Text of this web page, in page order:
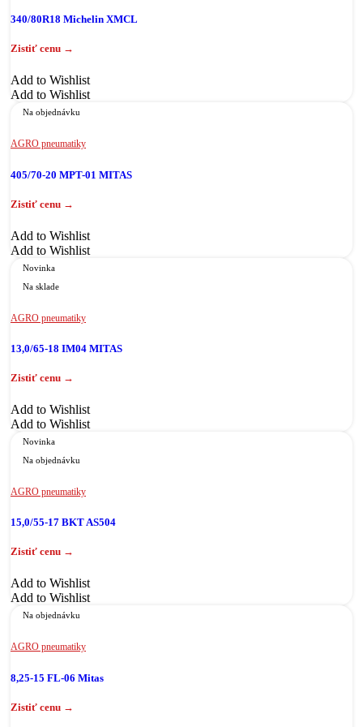
340/80R18 Michelin XMCL
Add to Wishlist
Add to Wishlist
Na objednávku
AGRO pneumatiky
405/70-20 MPT-01 MITAS
Add to Wishlist
Add to Wishlist
Novinka
Na sklade
AGRO pneumatiky
13,0/65-18 IM04 MITAS
Add to Wishlist
Add to Wishlist
Novinka
Na objednávku
AGRO pneumatiky
15,0/55-17 BKT AS504
Add to Wishlist
Add to Wishlist
Na objednávku
AGRO pneumatiky
8,25-15 FL-06 Mitas